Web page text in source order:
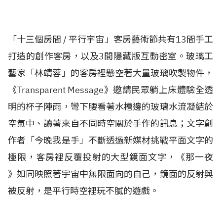
「十三個房間 / 平行宇宙」客房藝術節共有13間手工
打造的創作客房，以及3間隱藏版互動密室。玻璃工
藝家「林靖蓉」的客房裡懸空著大量玻璃吹製物件，
《Transparent Message》邀請民眾躺上床體驗全透
明的杯子陣雨，彎下腰看著水槽邊的玻璃水流凝結於
空氣中、讀著來自不同時空關於手作的訊息；文字創
作者「今晚我是手」不斷透過新媒材挑戰平面文字的
極限，客房裡反覆投射的大型鏡面文字，《那一夜
》如同映照著宇宙中無限面向的自己，鏡面的反射與
被反射，是平行時空裡玩不膩的遊戲。